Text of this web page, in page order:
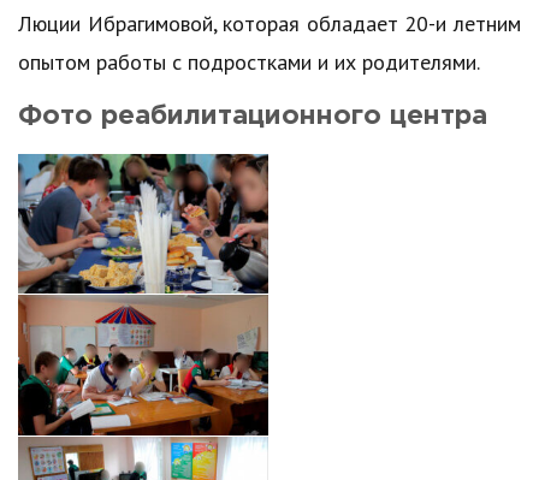
Люции Ибрагимовой, которая обладает 20-и летним
опытом работы с подростками и их родителями.
Фото реабилитационного центра